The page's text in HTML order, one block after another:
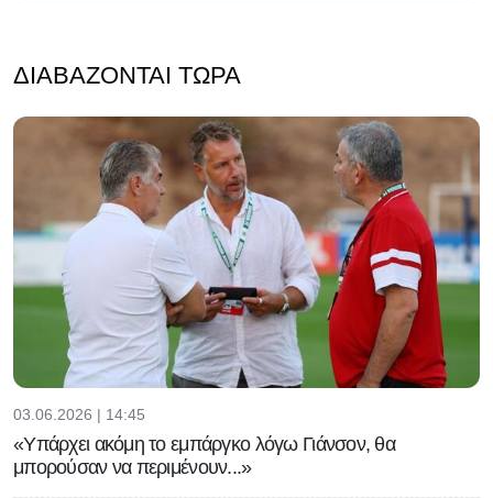
ΔΙΑΒΆΖΟΝΤΑΙ ΤΏΡΑ
03.06.2026 | 14:45
«Υπάρχει ακόμη το εμπάργκο λόγω Γιάνσον, θα
μπορούσαν να περιμένουν...»